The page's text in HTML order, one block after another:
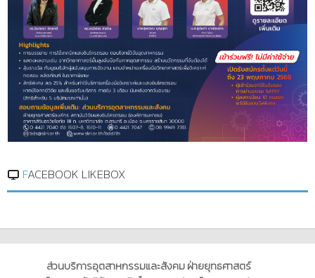
FACEBOOK LIKEBOX
ส่วนบริการอุตสาหกรรมและสังคม ฝ่ายยุทธศาสตร์